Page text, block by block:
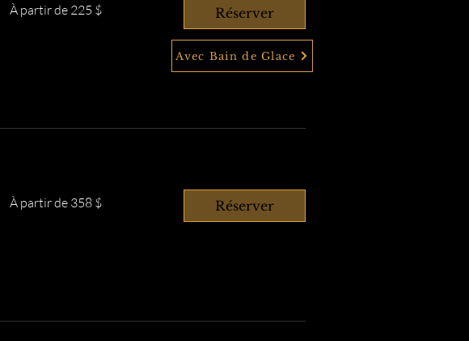
partir
À partir de 225 $ Réserver
partir
À partir de 358 $ Réserver
Avec Bain de Glace